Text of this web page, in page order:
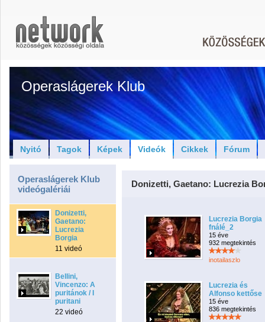
Operaslágerek Klub
Nyitó Tagok Képek Videók Cikkek Fórum
Operaslágerek Klub
videógalériái
Donizetti,
Gaetano:
Lucrezia
Borgia
11 videó
Bellini,
Vincenzo: A
puritánok / I
puritani
22 videó
Donizetti, Gaetano: Lucrezia
Lucrezia Borgia
fnálé_2
15 éve
932 megtekintés
inotailaszlo
Lucrezia és
Alfonso kettőse
15 éve
836 megtekintés